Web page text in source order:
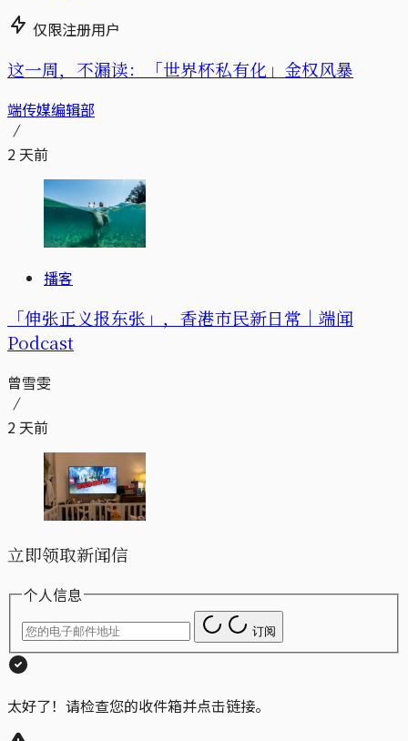
仅限注册用户
这一周，不漏读：「世界杯私有化」金权风暴
端传媒编辑部
2 天前
播客
「伸张正义报东张」，香港市民新日常｜端闻
Podcast
曾雪雯
2 天前
立即领取新闻信
个人信息
订阅
太好了！请检查您的收件箱并点击链接。